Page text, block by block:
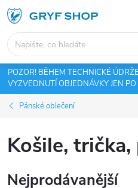
Přejít
na
obsah
POZOR! BĚHEM TECHNICKÉ
VYZVEDNUTÍ OBJEDNÁVKY JEN
Pánské oblečení
Košile,
Nejprodávanější